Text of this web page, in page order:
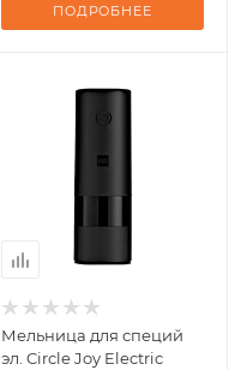
ПОДРОБНЕЕ
Мельница для специй
эл. Circle Joy Electric